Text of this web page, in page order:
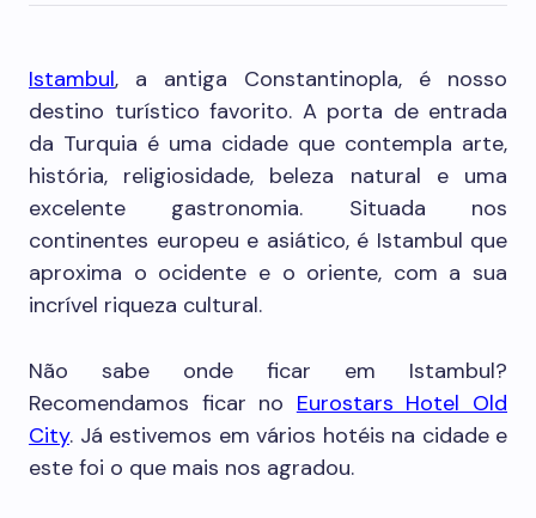
Istambul, a antiga Constantinopla, é nosso
destino turístico favorito. A porta de entrada
da Turquia é uma cidade que contempla arte,
história, religiosidade, beleza natural e uma
excelente gastronomia. Situada nos
continentes europeu e asiático, é Istambul que
aproxima o ocidente e o oriente, com a sua
incrível riqueza cultural.
Não sabe onde ficar em Istambul?
Recomendamos ficar no Eurostars Hotel Old
City. Já estivemos em vários hotéis na cidade e
este foi o que mais nos agradou.